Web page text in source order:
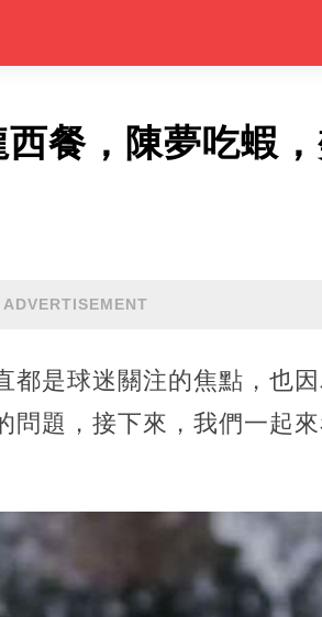
餐，陳夢吃蝦
ADVERTISEMENT
都是球迷關注的焦點，也
問題，接下來，我們一起